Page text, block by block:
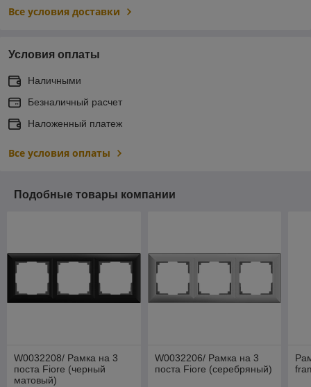
Все условия доставки
Условия оплаты
Наличными
Безналичный расчет
Наложенный платеж
Все условия оплаты
Подобные товары компании
W0032208/ Рамка на 3
поста Fiore (черный
матовый)
W0032206/ Рамка на 3
поста Fiore (серебряный)